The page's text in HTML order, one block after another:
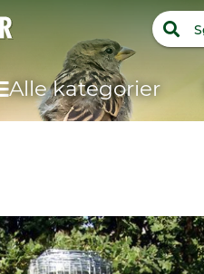
Alle kategorier